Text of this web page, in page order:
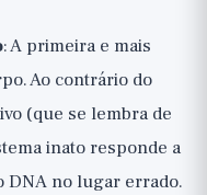
: A primeira e mais
Ao contrário do
(que se lembra de
inato responde a
DNA no lugar errado.